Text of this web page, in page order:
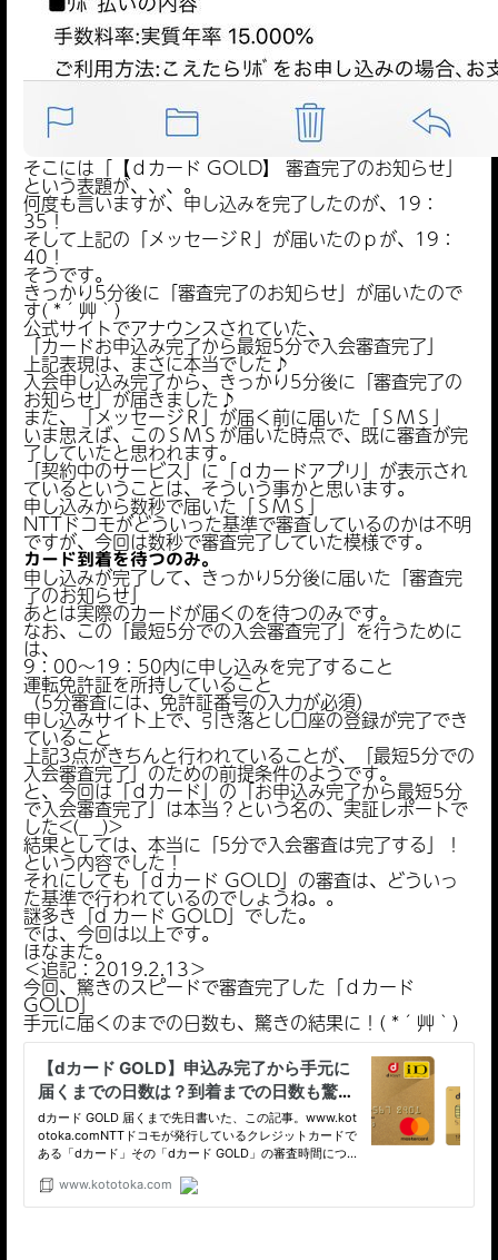
そこには「【ｄカード GOLD】 審査完了のお知らせ」
という表題が、、、。
何度も言いますが、申し込みを完了したのが、19：
35！
そして上記の「メッセージＲ」が届いたのｐが、19：
40！
そうです。
きっかり5分後に「審査完了のお知らせ」が届いたので
す( *´艸｀)
公式サイトでアナウンスされていた、
「カードお申込み完了から最短5分で入会審査完了」
上記表現は、まさに本当でした♪
入会申し込み完了から、きっかり5分後に「審査完了の
お知らせ」が届きました♪
また、「メッセージＲ」が届く前に届いた「ＳＭＳ」
いま思えば、このＳＭＳが届いた時点で、既に審査が完
了していたと思われます。
「契約中のサービス」に「ｄカードアプリ」が表示され
ているということは、そういう事かと思います。
申し込みから数秒で届いた「ＳＭＳ」
NTTドコモがどういった基準で審査しているのかは不明
ですが、今回は数秒で審査完了していた模様です。
カード到着を待つのみ。
申し込みが完了して、きっかり5分後に届いた「審査完
了のお知らせ」
あとは実際のカードが届くのを待つのみです。
なお、この「最短5分での入会審査完了」を行うために
は、
9：00～19：50内に申し込みを完了すること
運転免許証を所持していること
（5分審査には、免許証番号の入力が必須）
申し込みサイト上で、引き落とし口座の登録が完了でき
ていること
上記3点がきちんと行われていることが、「最短5分での
入会審査完了」のための前提条件のようです。
と、今回は「ｄカード」の「お申込み完了から最短5分
で入会審査完了」は本当？という名の、実証レポートで
した<(_ _)>
結果としては、本当に「5分で入会審査は完了する」！
という内容でした！
それにしても「ｄカード GOLD」の審査は、どういっ
た基準で行われているのでしょうね。。
謎多き「d カード GOLD」でした。
では、今回は以上です。
ほなまた。
＜追記：2019.2.13＞
今回、驚きのスピードで審査完了した「ｄカード
GOLD」
手元に届くのまでの日数も、驚きの結果に！( *´艸｀)